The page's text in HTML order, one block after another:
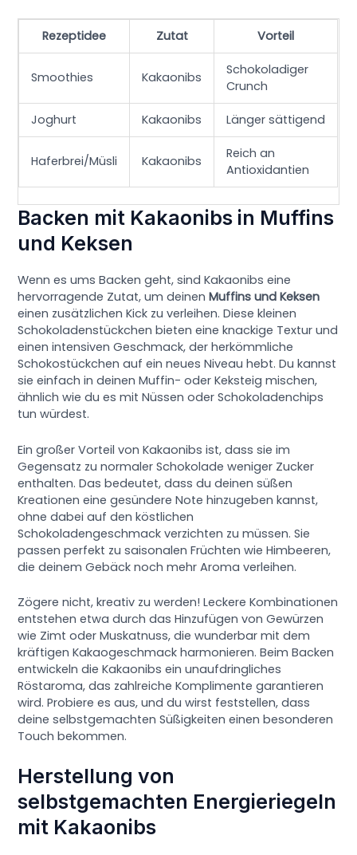
Rezeptidee Zutat Vorteil
Smoothies Kakaonibs
Schokoladiger
Crunch
Joghurt Kakaonibs Länger sättigend
Haferbrei/Müsli Kakaonibs
Reich an
Antioxidantien
Backen mit Kakaonibs in Muffins
und Keksen
Wenn es ums Backen geht, sind Kakaonibs eine
hervorragende Zutat, um deinenMuffins und Keksen
einen zusätzlichen Kick zu verleihen. Diese kleinen
Schokoladenstückchen bieten eine knackige Textur und
einen intensiven Geschmack, der herkömmliche
Schokostückchen auf ein neues Niveau hebt. Du kannst
sie einfach in deinen Muffin- oder Keksteig mischen,
ähnlich wie du es mit Nüssen oder Schokoladenchips
tun würdest.
Ein großer Vorteil von Kakaonibs ist, dass sie im
Gegensatz zu normaler Schokolade weniger Zucker
enthalten. Das bedeutet, dass du deinen süßen
Kreationen eine gesündere Note hinzugeben kannst,
ohne dabei auf den köstlichen
Schokoladengeschmack verzichten zu müssen. Sie
passen perfekt zu saisonalen Früchten wie Himbeeren,
die deinem Gebäck noch mehr Aroma verleihen.
Zögere nicht, kreativ zu werden! Leckere Kombinationen
entstehen etwa durch das Hinzufügen von Gewürzen
wie Zimt oder Muskatnuss, die wunderbar mit dem
kräftigen Kakaogeschmack harmonieren. Beim Backen
entwickeln die Kakaonibs ein unaufdringliches
Röstaroma, das zahlreiche Komplimente garantieren
wird. Probiere es aus, und du wirst feststellen, dass
deine selbstgemachten Süßigkeiten einen besonderen
Touch bekommen.
Herstellung von
selbstgemachten Energieriegeln
mit Kakaonibs